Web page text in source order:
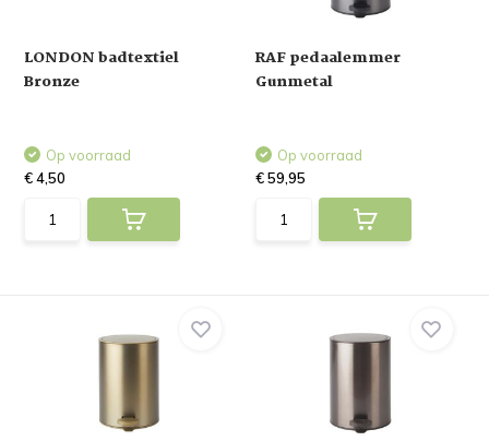
LONDON badtextiel
Bronze
Op voorraad
€ 4,50
RAF pedaalemmer
Gunmetal
Op voorraad
€ 59,95